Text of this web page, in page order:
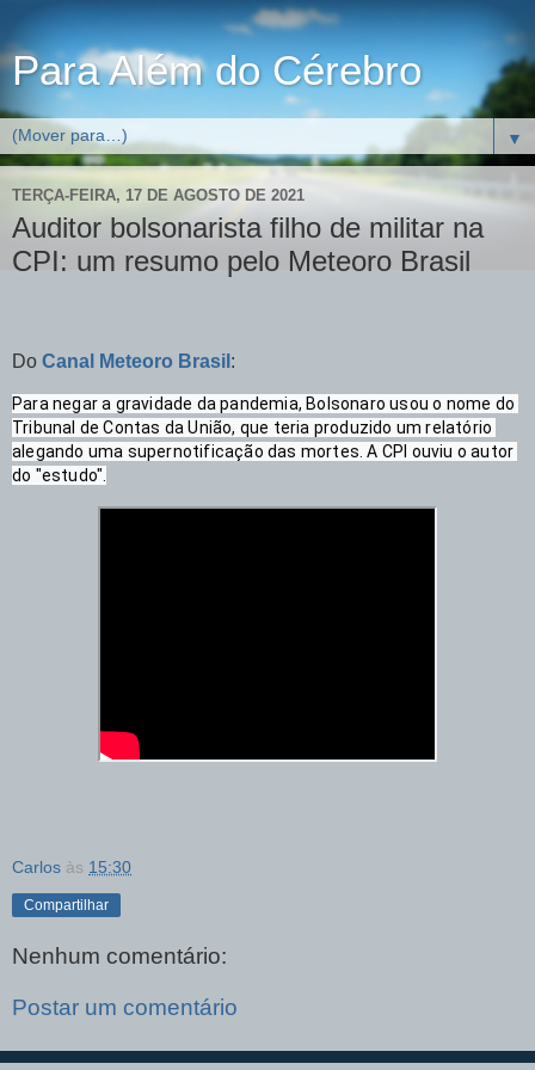
Para Além do Cérebro
▼
TERÇA-FEIRA, 17 DE AGOSTO DE 2021
Auditor bolsonarista filho de militar na
CPI: um resumo pelo Meteoro Brasil
Do Canal Meteoro Brasil :
Para negar a gravidade da pandemia, Bolsonaro usou o nome do
Tribunal de Contas da União, que teria produzido um relatório
alegando uma supernotificação das mortes. A CPI ouviu o autor
do "estudo".
Carlos às 15:30
Compartilhar
Nenhum comentário:
Postar um comentário